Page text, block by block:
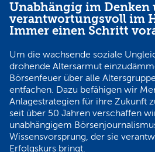
Unabhängig im Denken
verantwortungsvoll im
Immer einen Schritt
Um die wachsende soziale
drohende Altersarmut
Börsenfeuer über alle
entfachen. Dazu befähigen wir
Anlagestrategien für ihre Zukunft
seit über 50 Jahren verschaffen
unabhängigem
Wissensvorsprung, der sie
Erfolgskurs bringt.